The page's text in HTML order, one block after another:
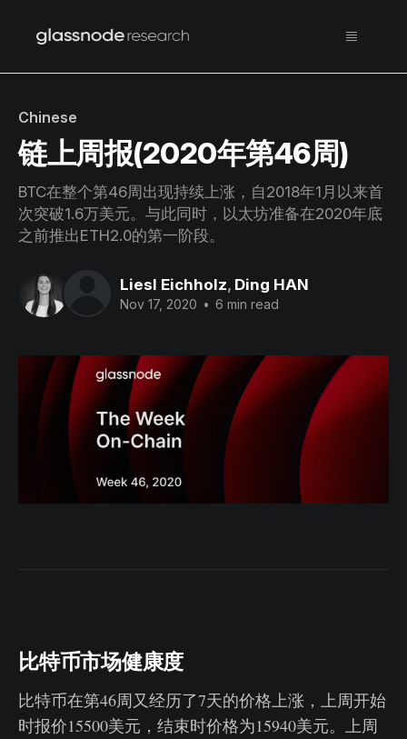
Chinese
链上周报(2020年第46周)
BTC在整个第46周出现持续上涨，自2018年1月以来首
次突破1.6万美元。与此同时，以太坊准备在2020年底
之前推出ETH2.0的第一阶段。
Liesl Eichholz, Ding HAN
Nov 17, 2020 • 6 min read
比特币市场健康度
比特币在第46周又经历了7天的价格上涨，上周开始
时报价15500美元，结束时价格为15940美元。上周